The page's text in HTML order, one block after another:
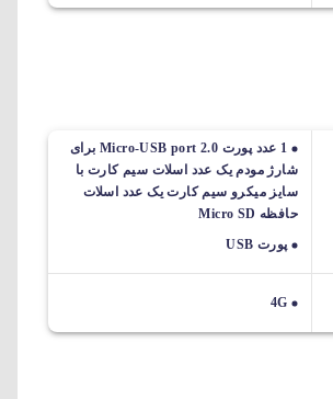
1 عدد پورت Micro-USB port 2.0 برای
شارژ مودم یک عدد اسلات سیم کارت با
سایز میکرو سیم کارت یک عدد اسلات
حافظه Micro SD
پورت USB
4G